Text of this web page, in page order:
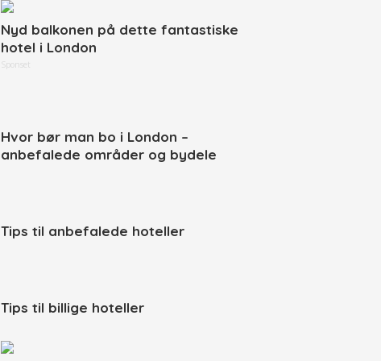
Nyd balkonen på dette fantastiske
hotel i London
Sponset
Hvor bør man bo i London –
anbefalede områder og bydele
Tips til anbefalede hoteller
Tips til billige hoteller